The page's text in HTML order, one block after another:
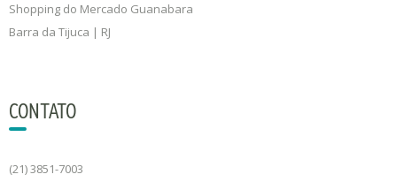
Shopping do Mercado Guanabara
Barra da Tijuca | RJ
CONTATO
(21) 3851-7003